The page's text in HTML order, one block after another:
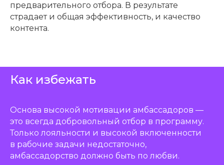
предварительного отбора. В результате
страдает и общая эффективность, и качество
контента.
Как избежать
Основа высокой мотивации амбассадоров —
это всегда добровольный отбор в программу.
Только лояльности и высокой включенности
в рабочие задачи недостаточно,
амбассадорство должно быть по любви.